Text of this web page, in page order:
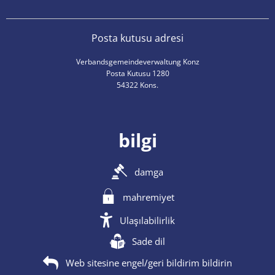
Posta kutusu adresi
Verbandsgemeindeverwaltung Konz
Posta Kutusu 1280
54322 Kons.
bilgi
damga
mahremiyet
Ulaşılabilirlik
Sade dil
Web sitesine engel/geri bildirim bildirin